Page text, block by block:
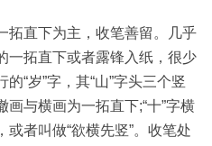
直下为主，收笔善留。几乎
一拓直下或者露锋入纸，很少
“岁”字，其“山”字头三个竖
与横画为一拓直下;“十”字横
者叫做“欲横先竖”。收笔处